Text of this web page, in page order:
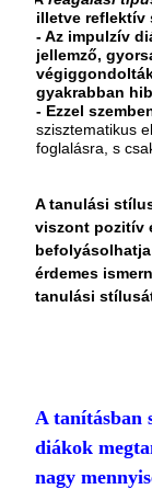
illetve reflektív
- Az impulzív
jellemző,
gyakrabban
- Ezzel
szisztematikus
foglalásra, s
A tanulási
viszont pozitív
érdemes
tanulási
A tanításban
diá­kok
nagy